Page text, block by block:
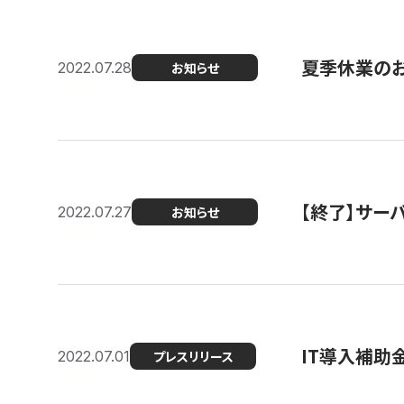
2022.07.28 お知らせ 夏季休業の
2022.07.27 お知らせ 【終了】サ
2022.07.01 プレスリリース IT導入補助